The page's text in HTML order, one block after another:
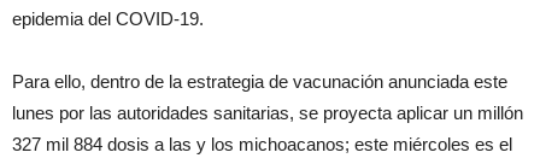
epidemia del COVID-19.
Para ello, dentro de la estrategia de vacunación anunciada este
lunes por las autoridades sanitarias, se proyecta aplicar un millón
327 mil 884 dosis a las y los michoacanos; este miércoles es el